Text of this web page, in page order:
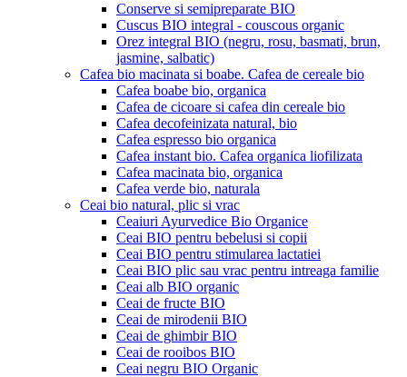
Conserve si semipreparate BIO
Cuscus BIO integral - couscous organic
Orez integral BIO (negru, rosu, basmati, brun,
jasmine, salbatic)
Cafea bio macinata si boabe. Cafea de cereale bio
Cafea boabe bio, organica
Cafea de cicoare si cafea din cereale bio
Cafea decofeinizata natural, bio
Cafea espresso bio organica
Cafea instant bio. Cafea organica liofilizata
Cafea macinata bio, organica
Cafea verde bio, naturala
Ceai bio natural, plic si vrac
Ceaiuri Ayurvedice Bio Organice
Ceai BIO pentru bebelusi si copii
Ceai BIO pentru stimularea lactatiei
Ceai BIO plic sau vrac pentru intreaga familie
Ceai alb BIO organic
Ceai de fructe BIO
Ceai de mirodenii BIO
Ceai de ghimbir BIO
Ceai de rooibos BIO
Ceai negru BIO Organic